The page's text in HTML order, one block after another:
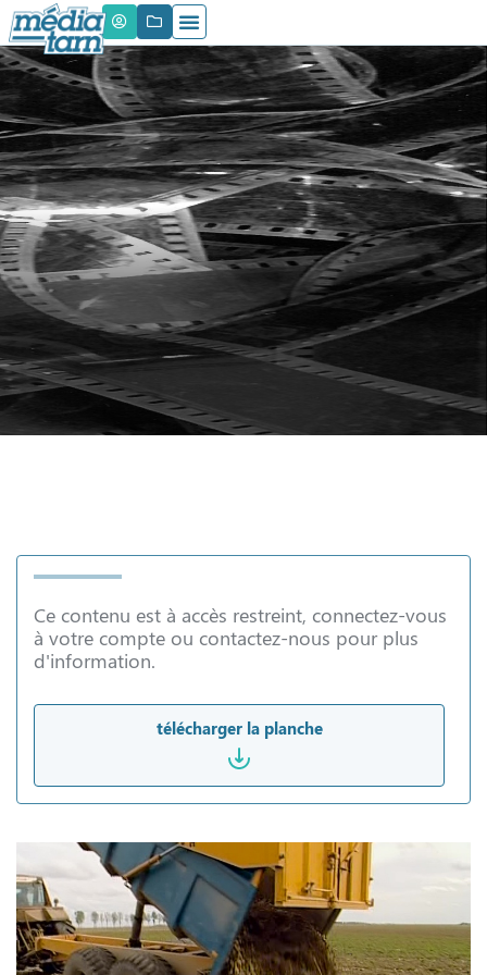
Ce contenu est à accès restreint, connectez-vous
à votre compte ou contactez-nous pour plus
d'information.
télécharger la planche